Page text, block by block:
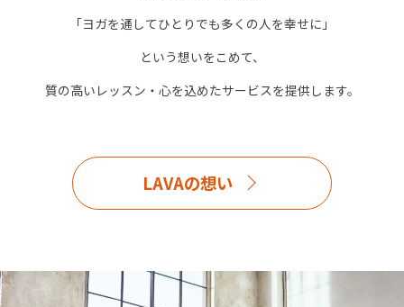
「ヨガを通してひとりでも多くの人を幸せに」
という想いをこめて、
質の高いレッスン・心を込めたサービスを提供します。
LAVAの想い